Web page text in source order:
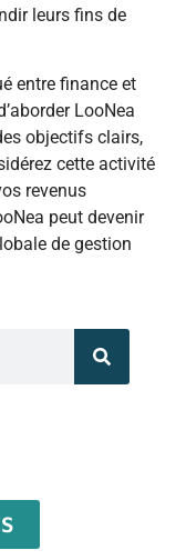
leurs fins de
entre finance et
LooNea
objectifs clairs,
cette activité
revenus
peut devenir
de gestion